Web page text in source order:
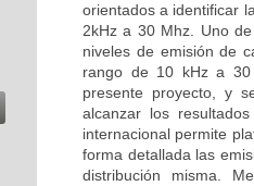
orientados a identificar
2kHz a 30 Mhz. Uno
niveles de emisión de
rango de 10 kHz a 30
presente proyecto, y
alcanzar los
internacional permite
forma detallada las
distribución misma.